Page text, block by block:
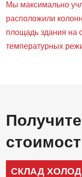
Мы максимально
расположили
площадь здания на
температурных
СКЛАД